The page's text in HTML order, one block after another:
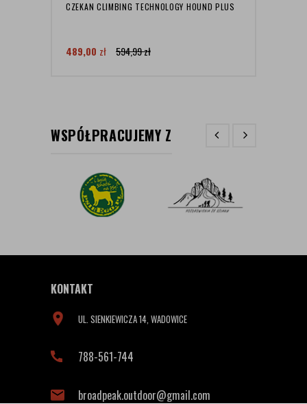
CZEKAN CLIMBING TECHNOLOGY HOUND PLUS
489,00 zł 594,99zł
WSPÓŁPRACUJEMY Z
KONTAKT
UL. SIENKIEWICZA 14, WADOWICE
788-561-744
broadpeak.outdoor@gmail.com